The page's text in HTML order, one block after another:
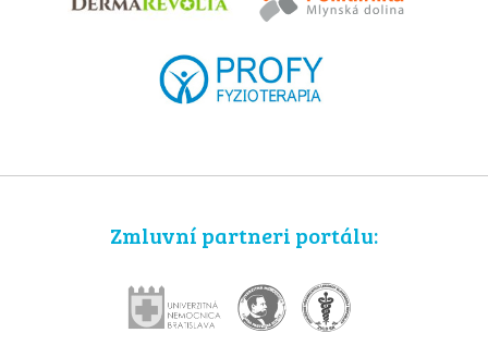
Zmluvní partneri portálu: